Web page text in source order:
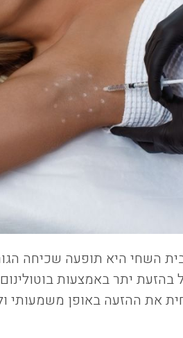
השחי היא תופעה שכיחה
בהזעת יתר באמצעות
את ההזעה באופן משמעותי